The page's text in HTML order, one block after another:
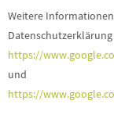
Weitere Informationen
https://
und
https://